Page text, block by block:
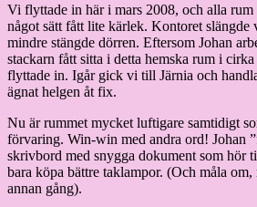
Vi flyttade in här i mars 2008, och alla rum
något sätt fått lite kärlek. Kontoret
mindre stängde dörren. Eftersom Johan
stackarn fått sitta i detta hemska rum i
flyttade in. Igår gick vi till Järnia och
ägnat helgen åt fix.
Nu är rummet mycket luftigare samtidigt
förvaring. Win-win med andra ord! Johan
skrivbord med snygga dokument som hör
bara köpa bättre taklampor. (Och måla om,
annan gång).